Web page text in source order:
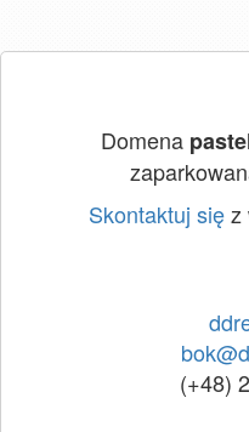
Domena
Skontaktuj sięz
(+48)